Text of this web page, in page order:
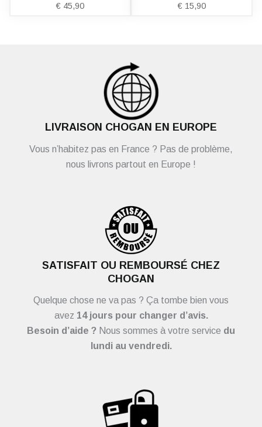
€ 45,90 € 15,90
LIVRAISON CHOGAN EN EUROPE
Vous n’habitez pas en France ? Pas de problème,
nous livrons partout en Europe !
SATISFAIT OU REMBOURSÉ CHEZ
CHOGAN
Quelque chose ne va pas ? Ça tombe bien vous
avez 14 jours pour changer d’avis.
Besoin d’aide ? Nous sommes à votre service du
lundi au vendredi.